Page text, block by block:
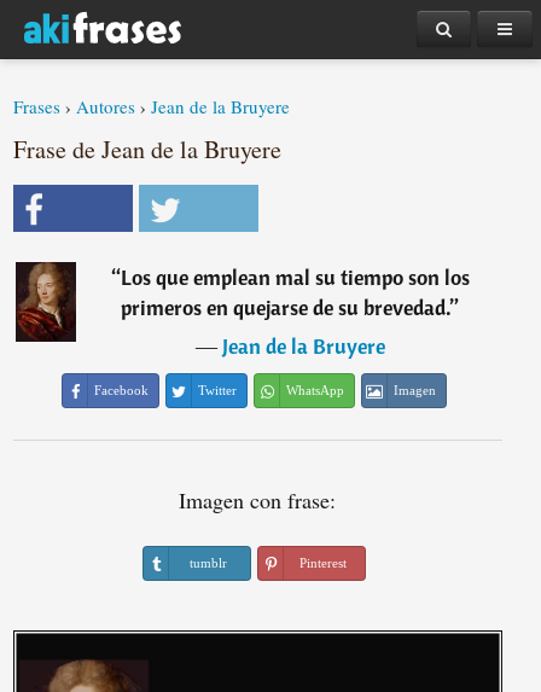
Frases ›Autores ›Jean de la Bruyere
Frase de Jean de la Bruyere
“Los que emplean mal su tiempo son los
primeros en quejarse de su brevedad.”
―Jean de la Bruyere
Facebook Twitter WhatsApp Imagen
Imagen con frase:
tumblr Pinterest